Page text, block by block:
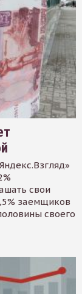
свои
заемщиков
своего